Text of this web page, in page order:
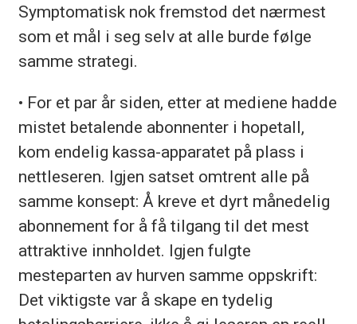
Symptomatisk nok fremstod det nærmest
som et mål i seg selv at alle burde følge
samme strategi.
• For et par år siden, etter at mediene hadde
mistet betalende abonnenter i hopetall,
kom endelig kassa-apparatet på plass i
nettleseren. Igjen satset omtrent alle på
samme konsept: Å kreve et dyrt månedelig
abonnement for å få tilgang til det mest
attraktive innholdet. Igjen fulgte
mesteparten av hurven samme oppskrift:
Det viktigste var å skape en tydelig